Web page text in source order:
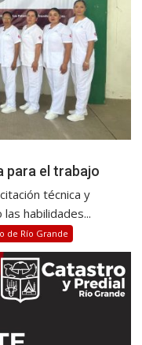
para el trabajo
técnica y
habilidades...
de Río Grande